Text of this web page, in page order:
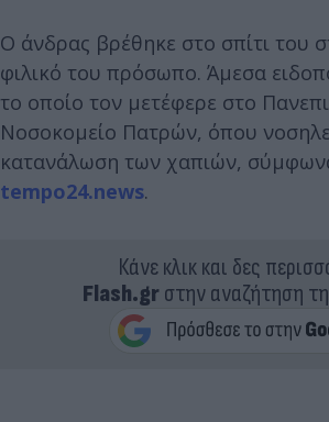
Ο άνδρας βρέθηκε στο σπίτι του
φιλικό του πρόσωπο. Άμεσα
το οποίο τον μετέφερε στο
Νοσοκομείο Πατρών, όπου
κατανάλωση των χαπιών,
tempo24.news.
Κάνε κλικ και δες
Flash.grστην αναζήτηση